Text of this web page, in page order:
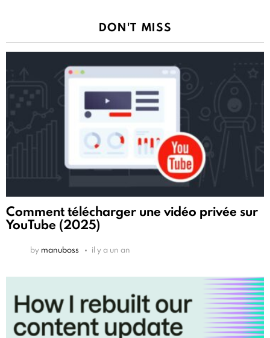
DON'T MISS
Comment télécharger une vidéo privée sur
YouTube (2025)
by manuboss il y a un an